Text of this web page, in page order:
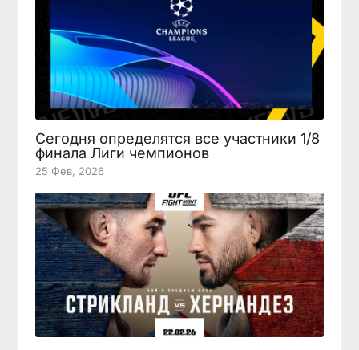
Сегодня определятся все участники 1/8
финала Лиги чемпионов
25 Фев, 2026